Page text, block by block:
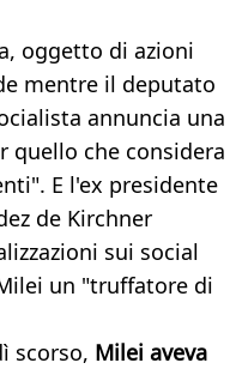
oggetto di azioni
mentre il deputato
annuncia una
quello che considera
E l'ex presidente
de Kirchner
sui social
un "truffatore di
scorso, Milei aveva